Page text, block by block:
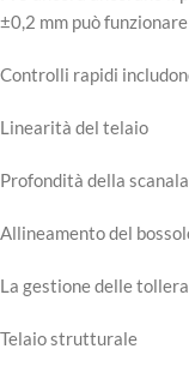
±0,2 mm può
Controlli rapidi
Linearità del telaio
Profondità della
Allineamento del
La gestione delle
Telaio strutturale